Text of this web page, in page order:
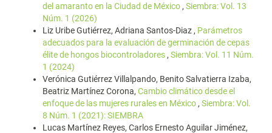
del amaranto en la Ciudad de México , Siembra: Vol. 13
Núm. 1 (2026)
Liz Uribe Gutiérrez, Adriana Santos-Diaz , Parámetros
adecuados para la evaluación de germinación de cepas
élite de hongos biocontroladores , Siembra: Vol. 11 Núm.
1 (2024)
Verónica Gutiérrez Villalpando, Benito Salvatierra Izaba,
Beatriz Martínez Corona, Cambio climático desde el
enfoque de las mujeres rurales en México , Siembra: Vol.
8 Núm. 1 (2021): SIEMBRA
Lucas Martínez Reyes, Carlos Ernesto Aguilar Jiménez,